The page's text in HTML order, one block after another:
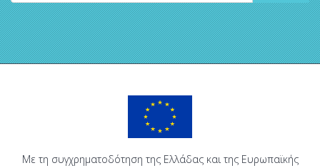
Με τη συγχρηματοδότηση της Ελλάδας και της Ευρωπαϊκής